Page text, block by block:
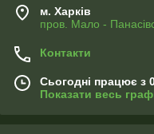
м. Харків
пров. Мало -
Контакти
Сьогодні працює з
Показати весь